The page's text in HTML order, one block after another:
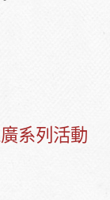
系列活動